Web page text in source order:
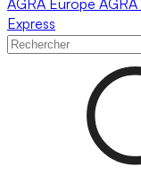
AGRA Europe AGRA
Express